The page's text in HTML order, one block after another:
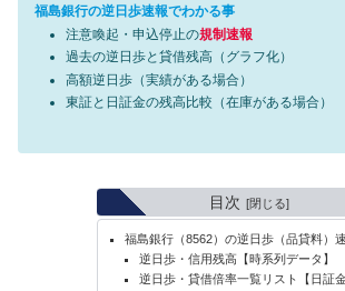
福島銀行の逆日歩速報でわかる事
注意喚起・申込停止の規制速報
過去の逆日歩と貸借残高（グラフ化）
高額逆日歩（実績がある場合）
東証と日証金の残高比較（在庫がある場合）
目次
福島銀行（8562）の逆日歩（品貸料）
逆日歩・信用残高【時系列データ】
逆日歩・貸借倍率一覧リスト【日証金